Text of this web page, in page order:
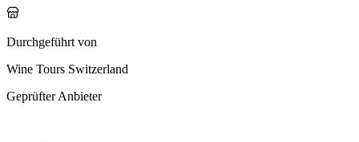
Durchgeführt von
Wine Tours Switzerland
Geprüfter Anbieter